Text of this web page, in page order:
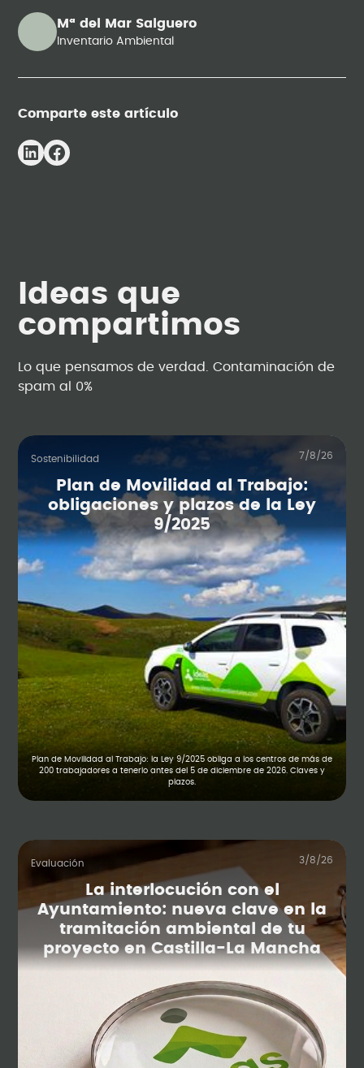
Mª del Mar Salguero
Inventario Ambiental
Comparte este artículo
Ideas que
compartimos
Lo que pensamos de verdad. Contaminación de
spam al 0%
Sostenibilidad 7/8/26
Plan de Movilidad al Trabajo:
obligaciones y plazos de la Ley
9/2025
Plan de Movilidad al Trabajo: la Ley 9/2025 obliga a los centros de más de
200 trabajadores a tenerlo antes del 5 de diciembre de 2026. Claves y
plazos.
Evaluación 3/8/26
La interlocución con el
Ayuntamiento: nueva clave en la
tramitación ambiental de tu
proyecto en Castilla-La Mancha